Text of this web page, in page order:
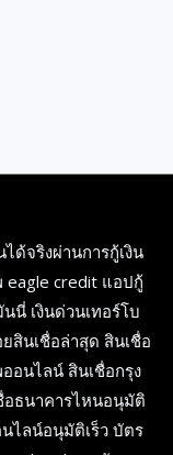
ด้จริงผ่านการกู้เงิน
eagle credit แอปกู้
นี่ เงินด่วนเทอร์โบ
สินเชื่อล่าสุด สินเชื่อ
อนไลน์ สินเชื่อกรุง
ธนาคารไหนอนุมัติ
ไลน์อนุมัติเร็ว บัตร